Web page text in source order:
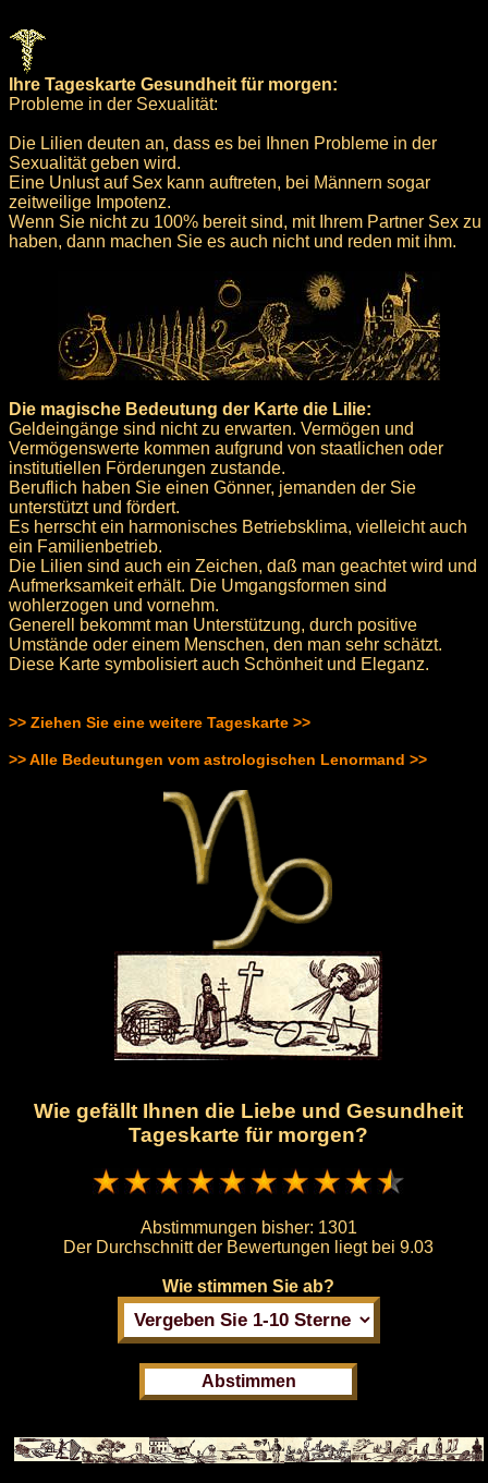
Ihre Tageskarte Gesundheit für morgen:
Probleme in der Sexualität:
Die Lilien deuten an, dass es bei Ihnen Probleme in der
Sexualität geben wird.
Eine Unlust auf Sex kann auftreten, bei Männern sogar
zeitweilige Impotenz.
Wenn Sie nicht zu 100% bereit sind, mit Ihrem Partner Sex zu
haben, dann machen Sie es auch nicht und reden mit ihm.
Die magische Bedeutung der Karte die Lilie:
Geldeingänge sind nicht zu erwarten. Vermögen und
Vermögenswerte kommen aufgrund von staatlichen oder
institutiellen Förderungen zustande.
Beruflich haben Sie einen Gönner, jemanden der Sie
unterstützt und fördert.
Es herrscht ein harmonisches Betriebsklima, vielleicht auch
ein Familienbetrieb.
Die Lilien sind auch ein Zeichen, daß man geachtet wird und
Aufmerksamkeit erhält. Die Umgangsformen sind
wohlerzogen und vornehm.
Generell bekommt man Unterstützung, durch positive
Umstände oder einem Menschen, den man sehr schätzt.
Diese Karte symbolisiert auch Schönheit und Eleganz.
>> Ziehen Sie eine weitere Tageskarte >>
>> Alle Bedeutungen vom astrologischen Lenormand >>
Wie gefällt Ihnen die Liebe und Gesundheit
Tageskarte für morgen?
Abstimmungen bisher: 1301
Der Durchschnitt der Bewertungen liegt bei 9.03
Wie stimmen Sie ab?